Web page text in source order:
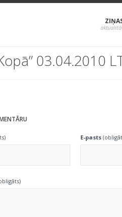
03.04.2010
E-pasts